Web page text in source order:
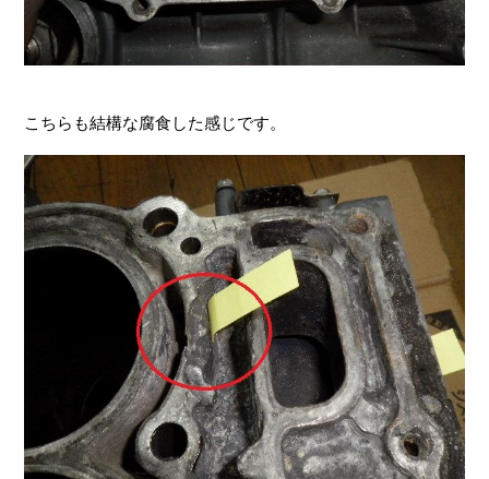
こちらも結構な腐食した感じです。